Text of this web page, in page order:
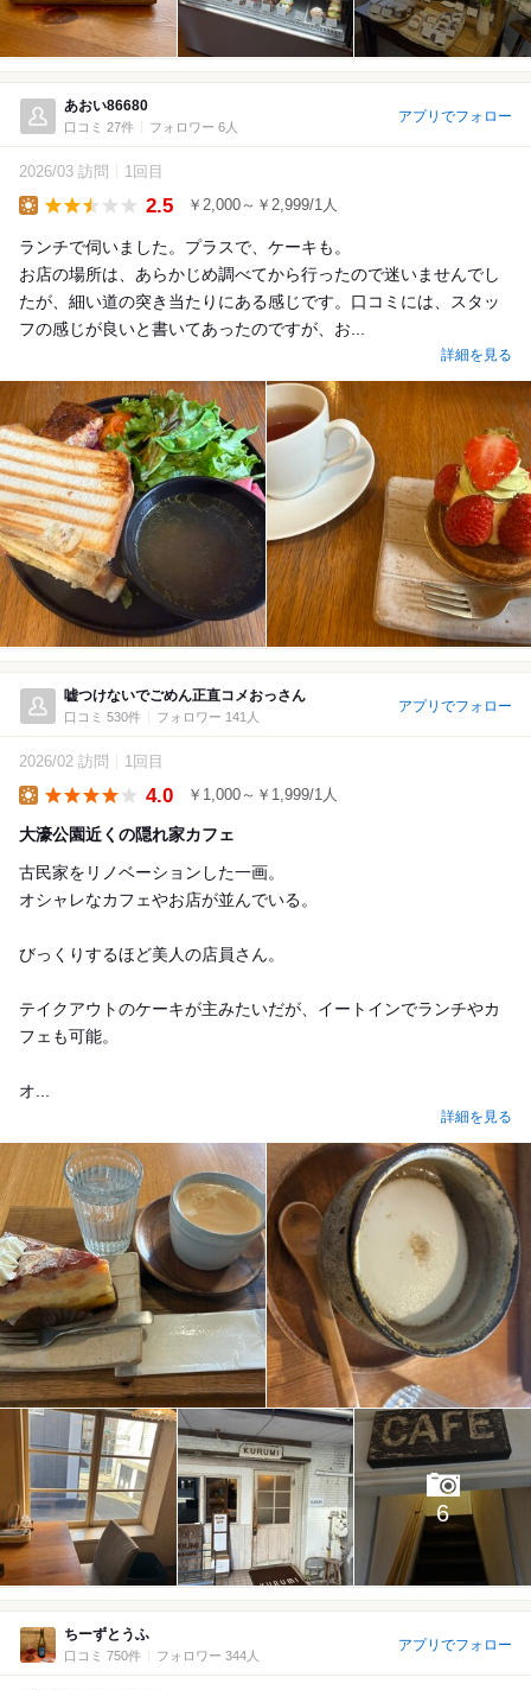
あおい86680
口コミ 27件 フォロワー 6人
アプリでフォロー
2026/03 訪問 1回目
2.5 ￥2,000～￥2,999/1人
ランチで伺いました。プラスで、ケーキも。
お店の場所は、あらかじめ調べてから行ったので迷いませんでし
たが、細い道の突き当たりにある感じです。口コミには、スタッ
フの感じが良いと書いてあったのですが、お...
詳細を見る
嘘つけないでごめん正直コメおっさん
口コミ 530件 フォロワー 141人
アプリでフォロー
2026/02 訪問 1回目
4.0 ￥1,000～￥1,999/1人
大濠公園近くの隠れ家カフェ
古民家をリノベーションした一画。
オシャレなカフェやお店が並んでいる。
びっくりするほど美人の店員さん。
テイクアウトのケーキが主みたいだが、イートインでランチやカ
フェも可能。
オ...
詳細を見る
6
ちーずとうふ
口コミ 750件 フォロワー 344人
アプリでフォロー